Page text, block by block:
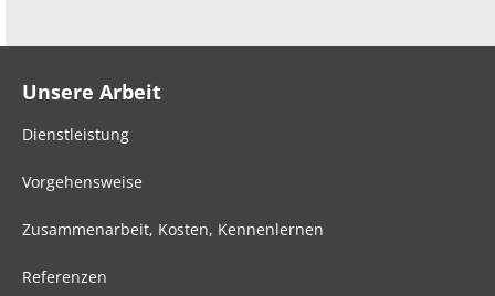
Unsere Arbeit
Dienstleistung
Vorgehensweise
Zusammenarbeit, Kosten, Kennenlernen
Referenzen